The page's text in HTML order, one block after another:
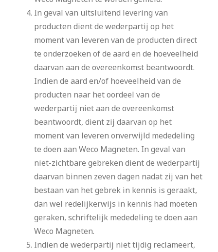
In geval van uitsluitend levering van
producten dient de wederpartij op het
moment van leveren van de producten direct
te onderzoeken of de aard en de hoeveelheid
daarvan aan de overeenkomst beantwoordt.
Indien de aard en/of hoeveelheid van de
producten naar het oordeel van de
wederpartij niet aan de overeenkomst
beantwoordt, dient zij daarvan op het
moment van leveren onverwijld mededeling
te doen aan Weco Magneten. In geval van
niet-zichtbare gebreken dient de wederpartij
daarvan binnen zeven dagen nadat zij van het
bestaan van het gebrek in kennis is geraakt,
dan wel redelijkerwijs in kennis had moeten
geraken, schriftelijk mededeling te doen aan
Weco Magneten.
Indien de wederpartij niet tijdig reclameert,